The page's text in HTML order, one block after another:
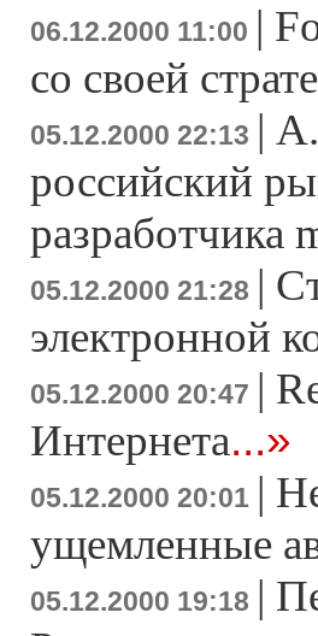
06.12.2000 11:00 |
со своей
05.12.2000 22:13 |
российский
разработчика
05.12.2000 21:28 |
электронной
05.12.2000 20:47 |
Интернета...»
05.12.2000 20:01 |
ущемленные
05.12.2000 19:18 |